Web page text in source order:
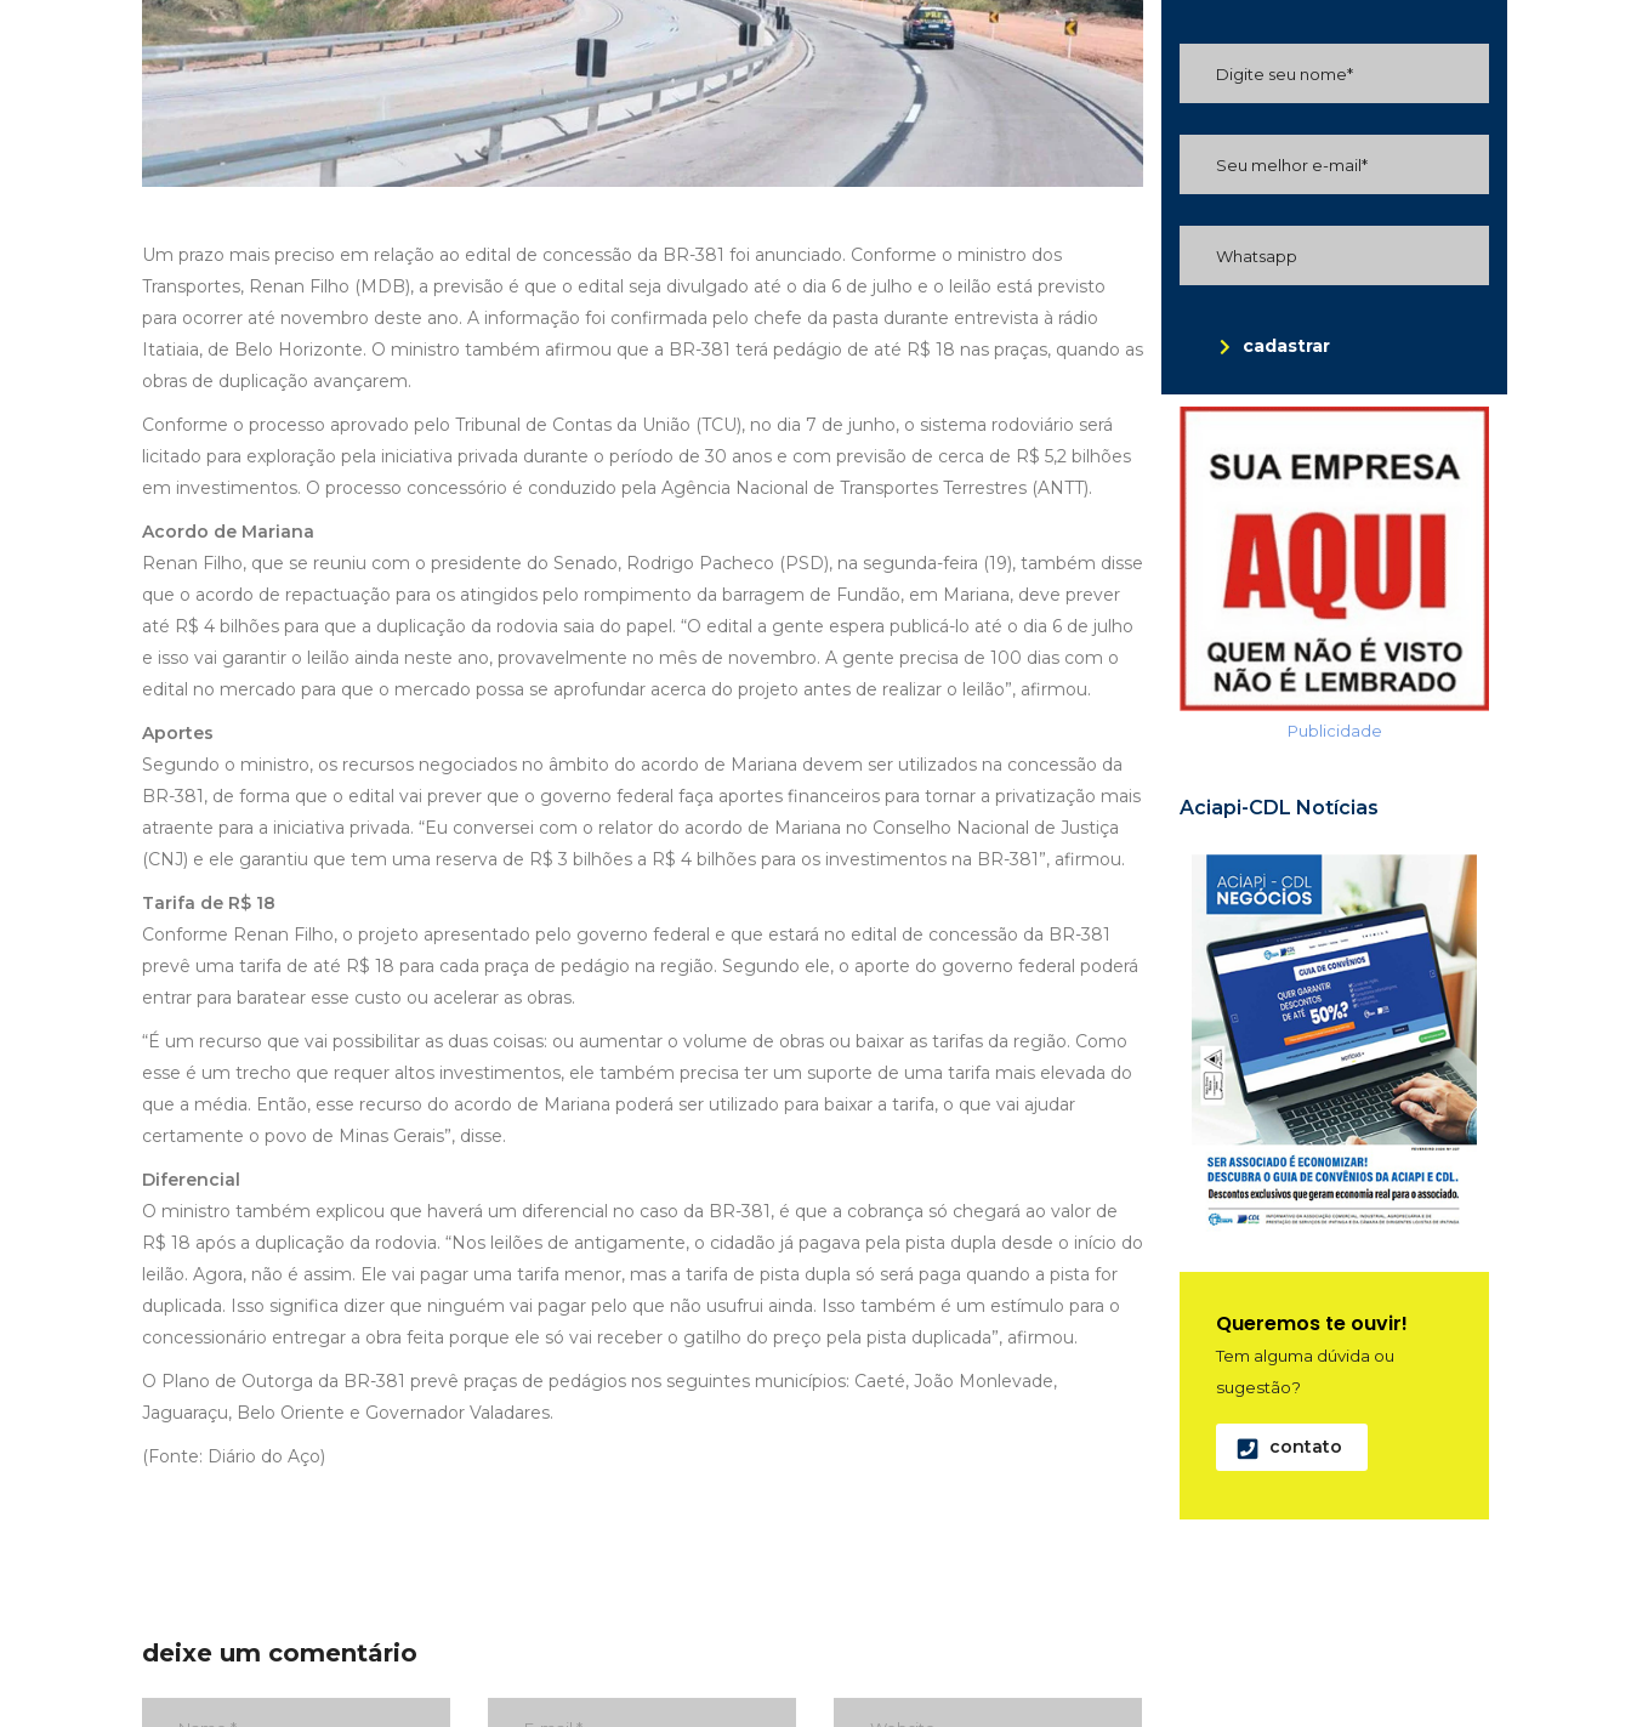
Um prazo mais preciso em relação ao edital de concessão da BR-381 foi anunciado. Conforme o ministro dos
Transportes, Renan Filho (MDB), a previsão é que o edital seja divulgado até o dia 6 de julho e o leilão está previsto
para ocorrer até novembro deste ano. A informação foi confirmada pelo chefe da pasta durante entrevista à rádio
Itatiaia, de Belo Horizonte. O ministro também afirmou que a BR-381 terá pedágio de até R$ 18 nas praças, quando as
obras de duplicação avançarem.
Conforme o processo aprovado pelo Tribunal de Contas da União (TCU), no dia 7 de junho, o sistema rodoviário será
licitado para exploração pela iniciativa privada durante o período de 30 anos e com previsão de cerca de R$ 5,2 bilhões
em investimentos. O processo concessório é conduzido pela Agência Nacional de Transportes Terrestres (ANTT).
Acordo de Mariana
Renan Filho, que se reuniu com o presidente do Senado, Rodrigo Pacheco (PSD), na segunda-feira (19), também disse
que o acordo de repactuação para os atingidos pelo rompimento da barragem de Fundão, em Mariana, deve prever
até R$ 4 bilhões para que a duplicação da rodovia saia do papel. “O edital a gente espera publicá-lo até o dia 6 de julho
e isso vai garantir o leilão ainda neste ano, provavelmente no mês de novembro. A gente precisa de 100 dias com o
edital no mercado para que o mercado possa se aprofundar acerca do projeto antes de realizar o leilão”, afirmou.
Aportes
Segundo o ministro, os recursos negociados no âmbito do acordo de Mariana devem ser utilizados na concessão da
BR-381, de forma que o edital vai prever que o governo federal faça aportes financeiros para tornar a privatização mais
atraente para a iniciativa privada. “Eu conversei com o relator do acordo de Mariana no Conselho Nacional de Justiça
(CNJ) e ele garantiu que tem uma reserva de R$ 3 bilhões a R$ 4 bilhões para os investimentos na BR-381”, afirmou.
Tarifa de R$ 18
Conforme Renan Filho, o projeto apresentado pelo governo federal e que estará no edital de concessão da BR-381
prevê uma tarifa de até R$ 18 para cada praça de pedágio na região. Segundo ele, o aporte do governo federal poderá
entrar para baratear esse custo ou acelerar as obras.
“É um recurso que vai possibilitar as duas coisas: ou aumentar o volume de obras ou baixar as tarifas da região. Como
esse é um trecho que requer altos investimentos, ele também precisa ter um suporte de uma tarifa mais elevada do
que a média. Então, esse recurso do acordo de Mariana poderá ser utilizado para baixar a tarifa, o que vai ajudar
certamente o povo de Minas Gerais”, disse.
Diferencial
O ministro também explicou que haverá um diferencial no caso da BR-381, é que a cobrança só chegará ao valor de
R$ 18 após a duplicação da rodovia. “Nos leilões de antigamente, o cidadão já pagava pela pista dupla desde o início do
leilão. Agora, não é assim. Ele vai pagar uma tarifa menor, mas a tarifa de pista dupla só será paga quando a pista for
duplicada. Isso significa dizer que ninguém vai pagar pelo que não usufrui ainda. Isso também é um estímulo para o
concessionário entregar a obra feita porque ele só vai receber o gatilho do preço pela pista duplicada”, afirmou.
O Plano de Outorga da BR-381 prevê praças de pedágios nos seguintes municípios: Caeté, João Monlevade,
Jaguaraçu, Belo Oriente e Governador Valadares.
(Fonte: Diário do Aço)
deixe um comentário
cadastrar
Publicidade
Aciapi-CDL Notícias
Queremos te ouvir!
Tem alguma dúvida ou
sugestão?
contato